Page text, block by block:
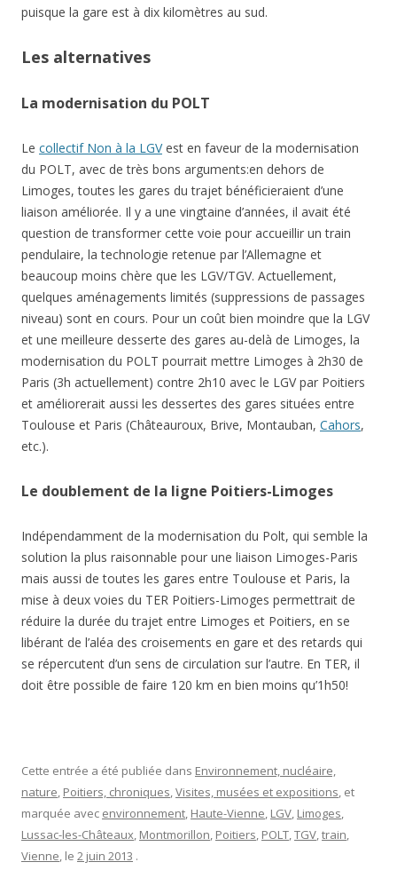
puisque la gare est à dix kilomètres au sud.
Les alternatives
La modernisation du POLT
Le collectif Non à la LGVest en faveur de la modernisation
du POLT, avec de très bons arguments:en dehors de
Limoges, toutes les gares du trajet bénéficieraient d’une
liaison améliorée. Il y a une vingtaine d’années, il avait été
question de transformer cette voie pour accueillir un train
pendulaire, la technologie retenue par l’Allemagne et
beaucoup moins chère que les LGV/TGV. Actuellement,
quelques aménagements limités (suppressions de passages
niveau) sont en cours. Pour un coût bien moindre que la LGV
et une meilleure desserte des gares au-delà de Limoges, la
modernisation du POLT pourrait mettre Limoges à 2h30 de
Paris (3h actuellement) contre 2h10 avec le LGV par Poitiers
et améliorerait aussi les dessertes des gares situées entre
Toulouse et Paris (Châteauroux, Brive, Montauban, Cahors,
etc.).
Le doublement de la ligne Poitiers-Limoges
Indépendamment de la modernisation du Polt, qui semble la
solution la plus raisonnable pour une liaison Limoges-Paris
mais aussi de toutes les gares entre Toulouse et Paris, la
mise à deux voies du TER Poitiers-Limoges permettrait de
réduire la durée du trajet entre Limoges et Poitiers, en se
libérant de l’aléa des croisements en gare et des retards qui
se répercutent d’un sens de circulation sur l’autre. En TER, il
doit être possible de faire 120 km en bien moins qu’1h50!
Cette entrée a été publiée dans Environnement, nucléaire,
nature, Poitiers, chroniques,Visites, musées et expositions, et
marquée avec environnement, Haute-Vienne, LGV, Limoges,
Lussac-les-Châteaux, Montmorillon, Poitiers, POLT,TGV,train,
Vienne, le 2 juin 2013 .